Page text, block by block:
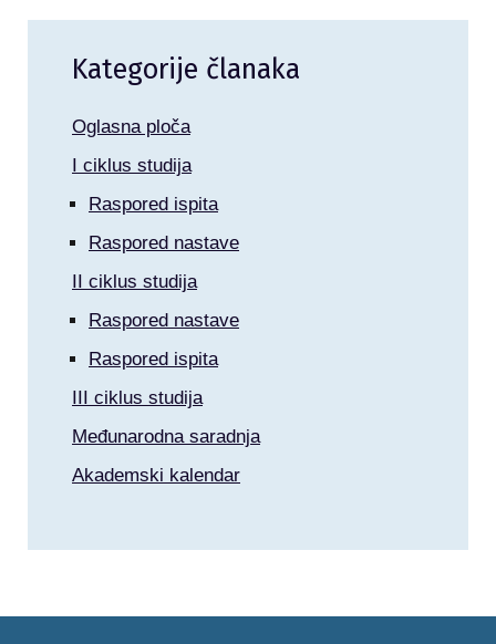
Kategorije članaka
Oglasna ploča
I ciklus studija
Raspored ispita
Raspored nastave
II ciklus studija
Raspored nastave
Raspored ispita
III ciklus studija
Međunarodna saradnja
Akademski kalendar